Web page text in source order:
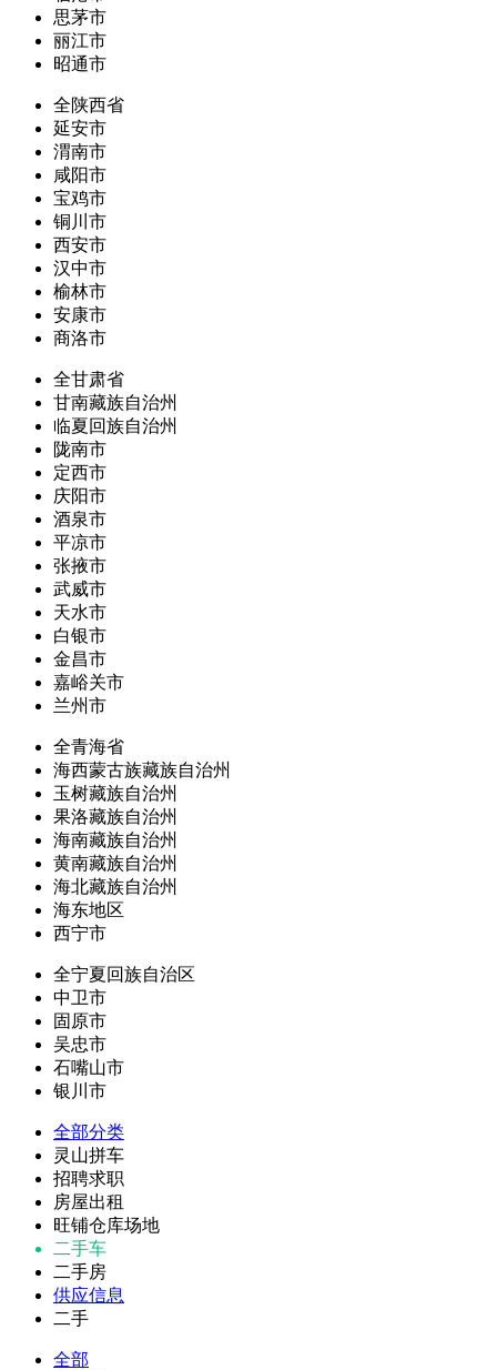
思茅市
丽江市
昭通市
全陕西省
延安市
渭南市
咸阳市
宝鸡市
铜川市
西安市
汉中市
榆林市
安康市
商洛市
全甘肃省
甘南藏族自治州
临夏回族自治州
陇南市
定西市
庆阳市
酒泉市
平凉市
张掖市
武威市
天水市
白银市
金昌市
嘉峪关市
兰州市
全青海省
海西蒙古族藏族自治州
玉树藏族自治州
果洛藏族自治州
海南藏族自治州
黄南藏族自治州
海北藏族自治州
海东地区
西宁市
全宁夏回族自治区
中卫市
固原市
吴忠市
石嘴山市
银川市
全部分类
灵山拼车
招聘求职
房屋出租
旺铺仓库场地
二手车
二手房
供应信息
二手
全部